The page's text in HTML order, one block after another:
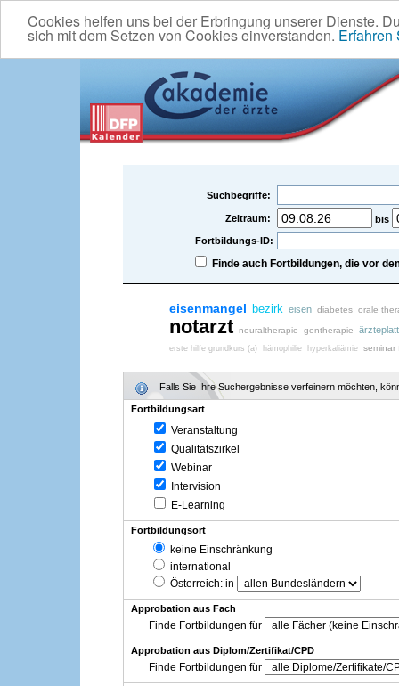
Cookies helfen uns bei der Erbringung unserer Dienste.
sich mit dem Setzen von Cookies einverstanden. Erfahren
Suchbegriffe:
Zeitraum:
bis
Fortbildungs-ID:
Finde auch Fortbildungen, die vor
eisenmangel bezirk eisen diabetes orale
notarzt neuraltherapie gentherapie
erste hilfe grundkurs (a) hämophilie hyperkaliämie seminar
Falls Sie Ihre Suchergebnisse verfeinern möchten,
Fortbildungsart
Veranstaltung
Qualitätszirkel
Webinar
Intervision
E-Learning
Fortbildungsort
keine Einschränkung
international
Österreich: in
Approbation aus Fach
Finde Fortbildungen für
Approbation aus Diplom/Zertifikat/CPD
Finde Fortbildungen für